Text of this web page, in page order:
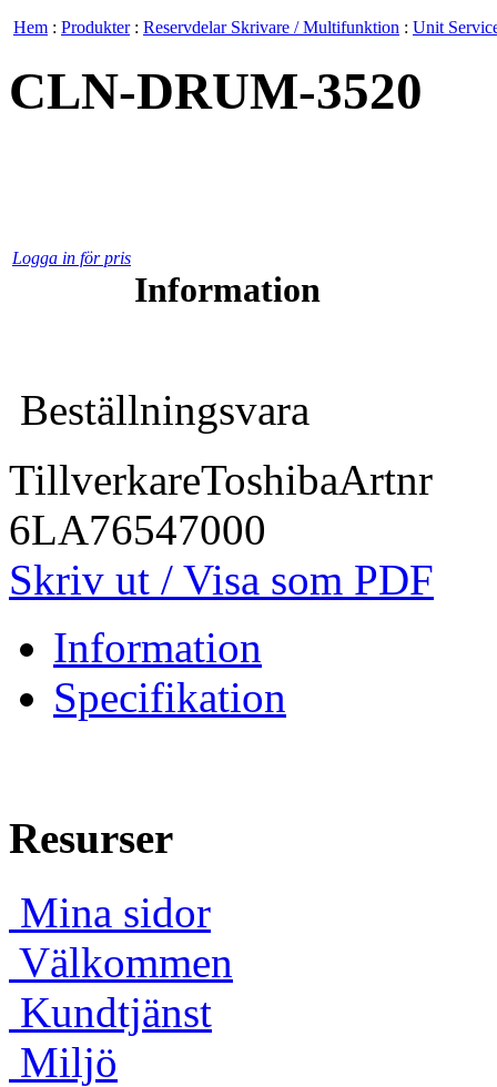
Hem : Produkter: Reservdelar Skrivare / Multifunktion : Unit
CLN-DRUM-3520
Logga in för pris
Information
Beställningsvara
TillverkareToshibaArtnr
6LA76547000
Skriv ut / Visa som PDF
Information
Specifikation
Resurser
Mina sidor
Välkommen
Kundtjänst
Miljö